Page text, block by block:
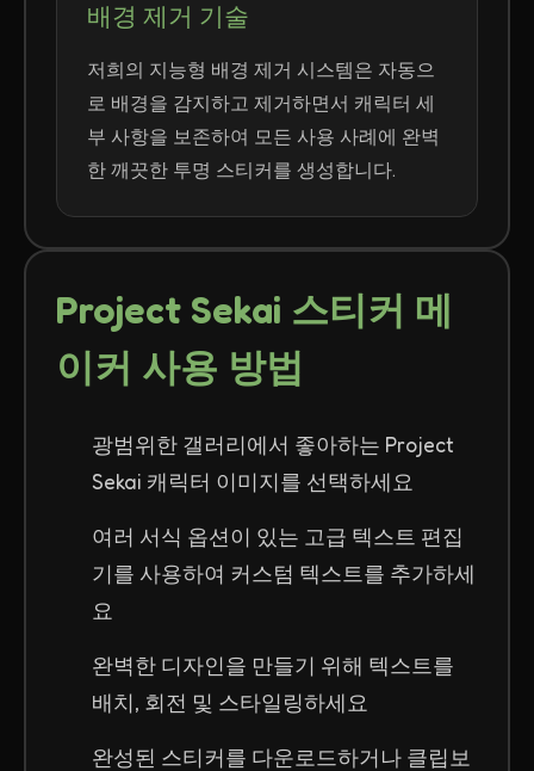
배경 제거 기술
저희의 지능형 배경 제거 시스템은 자동으
로 배경을 감지하고 제거하면서 캐릭터 세
부 사항을 보존하여 모든 사용 사례에 완벽
한 깨끗한 투명 스티커를 생성합니다.
Project Sekai 스티커 메
이커 사용 방법
광범위한 갤러리에서 좋아하는 Project
Sekai 캐릭터 이미지를 선택하세요
여러 서식 옵션이 있는 고급 텍스트 편집
기를 사용하여 커스텀 텍스트를 추가하세
요
완벽한 디자인을 만들기 위해 텍스트를
배치, 회전 및 스타일링하세요
완성된 스티커를 다운로드하거나 클립보